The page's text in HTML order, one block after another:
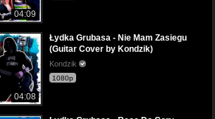
04:09
04:08
Łydka Grubasa - Nie Mam Zasiegu
(Guitar Cover by Kondzik)
Kondzik
1080p